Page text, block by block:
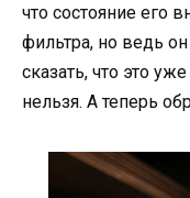
что состояние его
фильтра, но ведь
сказать, что это
нельзя. А теперь